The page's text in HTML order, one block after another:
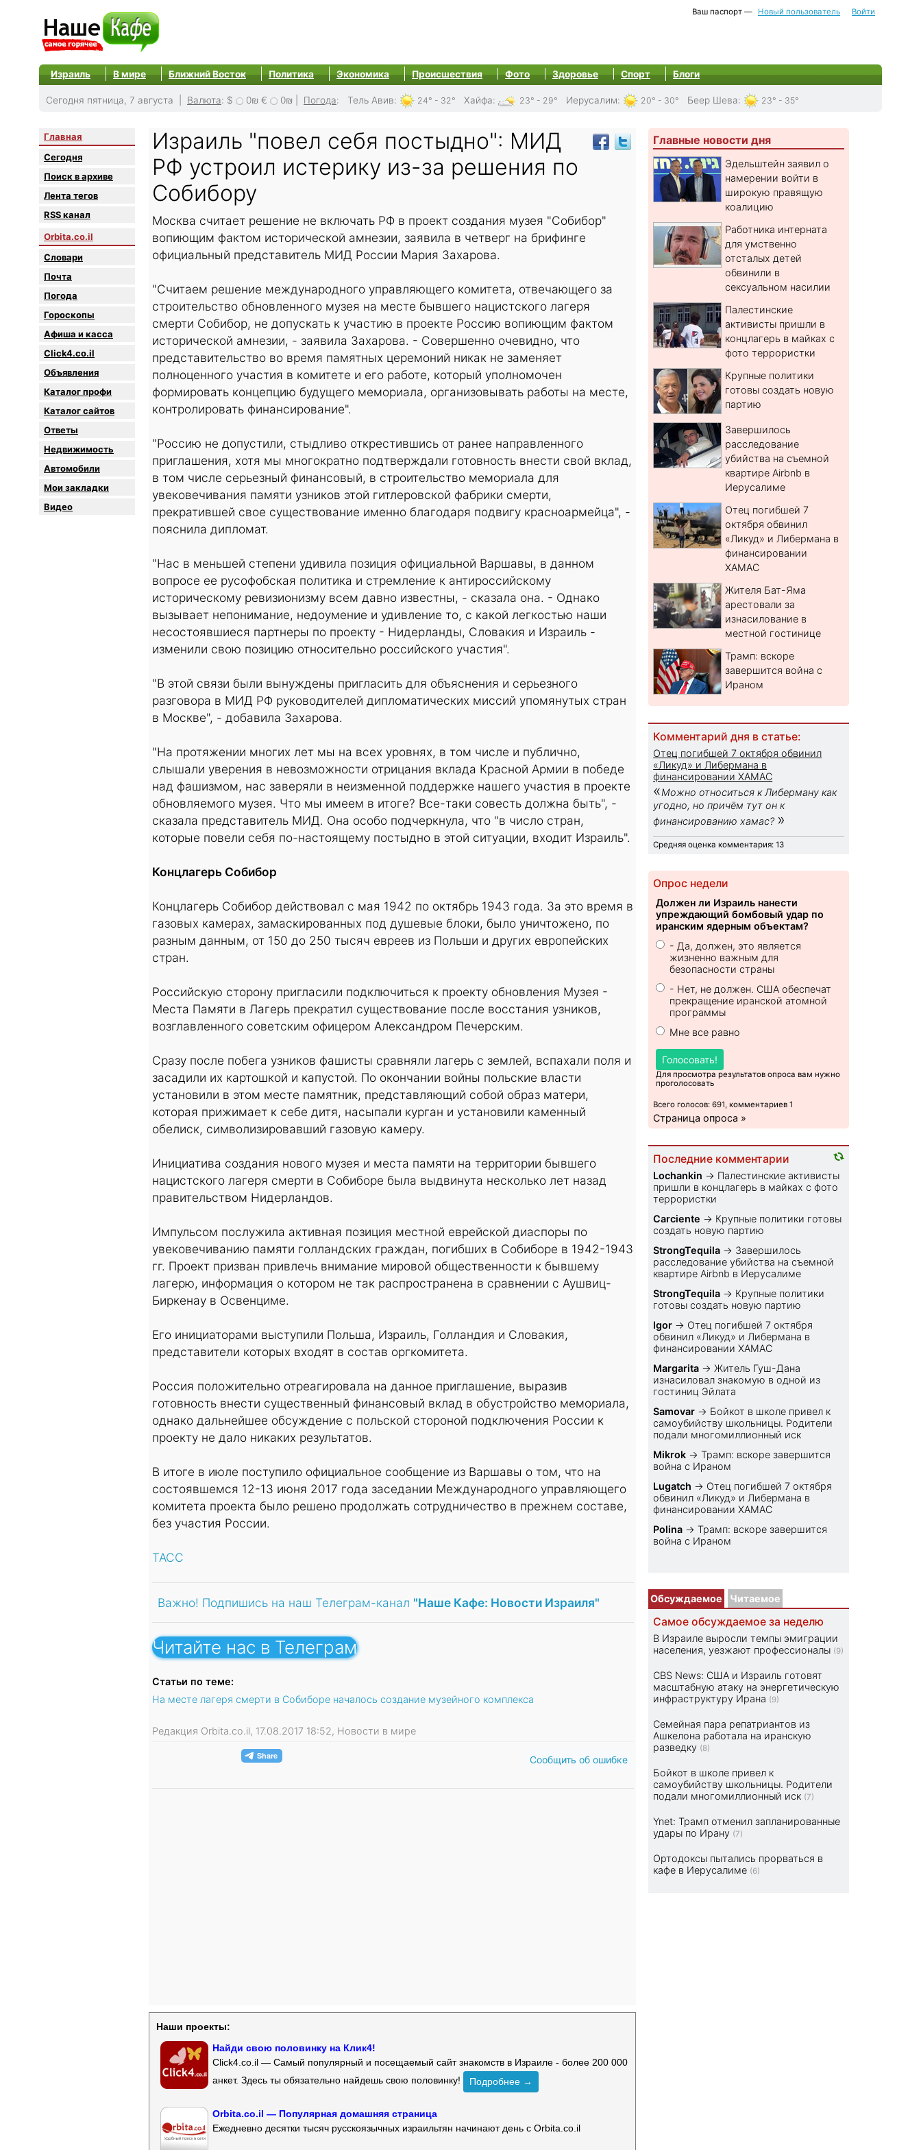
Ваш паспорт — Новый пользователь Войти
Израиль В мире Ближний Восток Политика Экономика Происшествия Фото Здоровье Спорт Блоги
Сегодня пятница, 7 августа | Валюта: $ 0₪ € 0₪ Погода: Тель Авив: 24° - 32° Хайфа: 23° - 29° Иерусалим: 20° - 30° Беер Шева: 23° - 35°
Главная
Сегодня
Поиск в архиве
Лента тегов
RSS канал
Orbita.co.il
Словари
Почта
Погода
Гороскопы
Афиша и касса
Click4.co.il
Объявления
Каталог профи
Каталог сайтов
Oтветы
Недвижимость
Автомобили
Мои закладки
Видео
Израиль "повел себя постыдно": МИД
РФ устроил истерику из-за решения по
Собибору
Москва считает решение не включать РФ в проект создания музея "Собибор"
вопиющим фактом исторической амнезии, заявила в четверг на брифинге
официальный представитель МИД России Мария Захарова.
"Считаем решение международного управляющего комитета, отвечающего за
строительство обновленного музея на месте бывшего нацистского лагеря
смерти Собибор, не допускать к участию в проекте Россию вопиющим фактом
исторической амнезии, - заявила Захарова. - Совершенно очевидно, что
представительство во время памятных церемоний никак не заменяет
полноценного участия в комитете и его работе, который уполномочен
формировать концепцию будущего мемориала, организовывать работы на месте,
контролировать финансирование".
"Россию не допустили, стыдливо открестившись от ранее направленного
приглашения, хотя мы многократно подтверждали готовность внести свой вклад,
в том числе серьезный финансовый, в строительство мемориала для
увековечивания памяти узников этой гитлеровской фабрики смерти,
прекратившей свое существование именно благодаря подвигу красноармейца", -
пояснила дипломат.
"Нас в меньшей степени удивила позиция официальной Варшавы, в данном
вопросе ее русофобская политика и стремление к антироссийскому
историческому ревизионизму всем давно известны, - сказала она. - Однако
вызывает непонимание, недоумение и удивление то, с какой легкостью наши
несостоявшиеся партнеры по проекту - Нидерланды, Словакия и Израиль -
изменили свою позицию относительно российского участия".
"В этой связи были вынуждены пригласить для объяснения и серьезного
разговора в МИД РФ руководителей дипломатических миссий упомянутых стран
в Москве", - добавила Захарова.
"На протяжении многих лет мы на всех уровнях, в том числе и публично,
слышали уверения в невозможности отрицания вклада Красной Армии в победе
над фашизмом, нас заверяли в неизменной поддержке нашего участия в проекте
обновляемого музея. Что мы имеем в итоге? Все-таки совесть должна быть", -
сказала представитель МИД. Она особо подчеркнула, что "в число стран,
которые повели себя по-настоящему постыдно в этой ситуации, входит Израиль".
Концлагерь Собибор
Концлагерь Собибор действовал с мая 1942 по октябрь 1943 года. За это время в
газовых камерах, замаскированных под душевые блоки, было уничтожено, по
разным данным, от 150 до 250 тысяч евреев из Польши и других европейских
стран.
Российскую сторону пригласили подключиться к проекту обновления Музея -
Места Памяти в Лагерь прекратил существование после восстания узников,
возглавленного советским офицером Александром Печерским.
Сразу после побега узников фашисты сравняли лагерь с землей, вспахали поля и
засадили их картошкой и капустой. По окончании войны польские власти
установили в этом месте памятник, представляющий собой образ матери,
которая прижимает к себе дитя, насыпали курган и установили каменный
обелиск, символизировавший газовую камеру.
Инициатива создания нового музея и места памяти на территории бывшего
нацистского лагеря смерти в Собиборе была выдвинута несколько лет назад
правительством Нидерландов.
Импульсом послужила активная позиция местной еврейской диаспоры по
увековечиванию памяти голландских граждан, погибших в Собиборе в 1942-1943
гг. Проект призван привлечь внимание мировой общественности к бывшему
лагерю, информация о котором не так распространена в сравнении с Аушвиц-
Биркенау в Освенциме.
Его инициаторами выступили Польша, Израиль, Голландия и Словакия,
представители которых входят в состав оргкомитета.
Россия положительно отреагировала на данное приглашение, выразив
готовность внести существенный финансовый вклад в обустройство мемориала,
однако дальнейшее обсуждение с польской стороной подключения России к
проекту не дало никаких результатов.
В итоге в июле поступило официальное сообщение из Варшавы о том, что на
состоявшемся 12-13 июня 2017 года заседании Международного управляющего
комитета проекта было решено продолжать сотрудничество в прежнем составе,
без участия России.
ТАСС
Важно! Подпишись на наш Телеграм-канал "Наше Кафе: Новости Израиля"
Читайте нас в Телеграм
Статьи по теме:
На месте лагеря смерти в Собиборе началось создание музейного комплекса
Редакция Orbita.co.il, 17.08.2017 18:52, Новости в мире
Сообщить об ошибке
Наши проекты:
Найди свою половинку на Клик4!
Click4.co.il — Самый популярный и посещаемый сайт знакомств в Израиле - более 200 000
анкет. Здесь ты обязательно найдешь свою половинку!
Подробнее →
Orbita.co.il — Популярная домашняя страница
Ежедневно десятки тысяч русскоязычных израильтян начинают день с Orbita.co.il
Главные новости дня
Эдельштейн заявил о
намерении войти в
широкую правящую
коалицию
Работника интерната
для умственно
отсталых детей
обвинили в
сексуальном насилии
Палестинские
активисты пришли в
концлагерь в майках с
фото террористки
Крупные политики
готовы создать новую
партию
Завершилось
расследование
убийства на съемной
квартире Airbnb в
Иерусалиме
Отец погибшей 7
октября обвинил
«Ликуд» и Либермана в
финансировании
ХАМАС
Жителя Бат-Яма
арестовали за
изнасилование в
местной гостинице
Трамп: вскоре
завершится война с
Ираном
Комментарий дня в статье:
Отец погибшей 7 октября обвинил
«Ликуд» и Либермана в
финансировании ХАМАС
«Можно относиться к Либерману как
угодно, но причём тут он к
финансированию хамас? »
Средняя оценка комментария: 13
Опрос недели
Должен ли Израиль нанести
упреждающий бомбовый удар по
иранским ядерным объектам?
- Да, должен, это является
жизненно важным для
безопасности страны
- Нет, не должен. США обеспечат
прекращение иранской атомной
программы
Мне все равно
Голосовать!
Для просмотра результатов опроса вам нужно
проголосовать
Всего голосов: 691, комментариев 1
Страница опроса »
Последние комментарии
Lochankin → Палестинские активисты
пришли в концлагерь в майках с фото
террористки
Carciente → Крупные политики готовы
создать новую партию
StrongTequila → Завершилось
расследование убийства на съемной
квартире Airbnb в Иерусалиме
StrongTequila → Крупные политики
готовы создать новую партию
Igor → Отец погибшей 7 октября
обвинил «Ликуд» и Либермана в
финансировании ХАМАС
Margarita → Житель Гуш-Дана
изнасиловал знакомую в одной из
гостиниц Эйлата
Samovar → Бойкот в школе привел к
самоубийству школьницы. Родители
подали многомиллионный иск
Mikrok →Трамп: вскоре завершится
война с Ираном
Lugatch → Отец погибшей 7 октября
обвинил «Ликуд» и Либермана в
финансировании ХАМАС
Polina →Трамп: вскоре завершится
война с Ираном
Обсуждаемое Читаемое
Самое обсуждаемое за неделю
В Израиле выросли темпы эмиграции
населения, уезжают профессионалы (9)
CBS News: США и Израиль готовят
масштабную атаку на энергетическую
инфраструктуру Ирана (9)
Семейная пара репатриантов из
Ашкелона работала на иранскую
разведку (8)
Бойкот в школе привел к
самоубийству школьницы. Родители
подали многомиллионный иск (7)
Ynet: Трамп отменил запланированные
удары по Ирану (7)
Ортодоксы пытались прорваться в
кафе в Иерусалиме (6)